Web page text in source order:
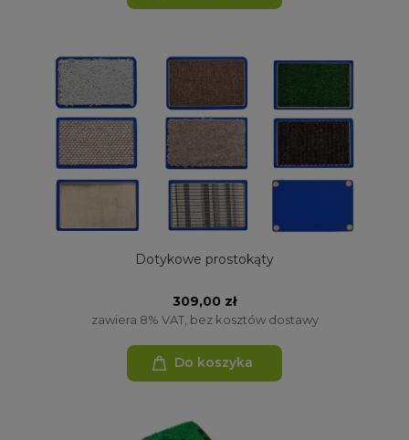
Dotykowe prostokąty
309,00 zł
zawiera 8% VAT, bez kosztów dostawy
Do koszyka